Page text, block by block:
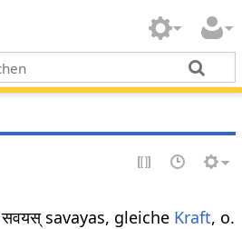
सवयस् savayas, gleiche Kraft, o.